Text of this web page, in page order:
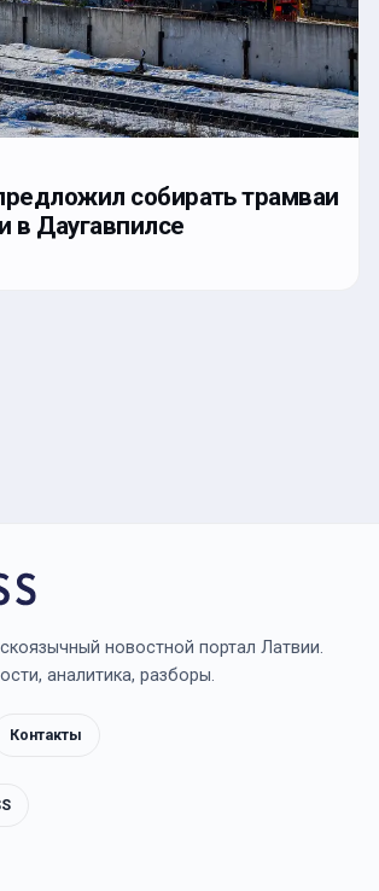
собирать трамваи
в Даугавпилсе
новостной портал Латвии.
аналитика, разборы.
Контакты